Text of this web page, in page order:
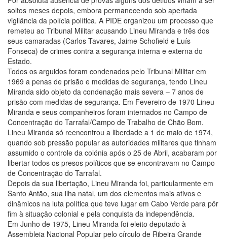
soltos meses depois, embora permanecendo sob apertada
vigilância da polícia política. A PIDE organizou um processo que
remeteu ao Tribunal Militar acusando Lineu Miranda e três dos
seus camaradas (Carlos Tavares, Jaime Schofield e Luís
Fonseca) de crimes contra a segurança interna e externa do
Estado.
Todos os arguidos foram condenados pelo Tribunal Militar em
1969 a penas de prisão e medidas de segurança, tendo Lineu
Miranda sido objeto da condenação mais severa – 7 anos de
prisão com medidas de segurança. Em Fevereiro de 1970 Lineu
Miranda e seus companheiros foram internados no Campo de
Concentração do Tarrafal/Campo de Trabalho de Chão Bom.
Lineu Miranda só reencontrou a liberdade a 1 de maio de 1974,
quando sob pressão popular as autoridades militares que tinham
assumido o controle da colónia após o 25 de Abril, acabaram por
libertar todos os presos políticos que se encontravam no Campo
de Concentração do Tarrafal.
Depois da sua libertação, Lineu Miranda foi, particularmente em
Santo Antão, sua ilha natal, um dos elementos mais ativos e
dinâmicos na luta política que teve lugar em Cabo Verde para pôr
fim à situação colonial e pela conquista da independência.
Em Junho de 1975, Lineu Miranda foi eleito deputado à
Assembleia Nacional Popular pelo círculo de Ribeira Grande